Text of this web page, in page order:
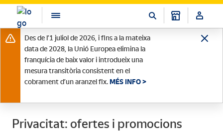
Des de l’1 juliol de 2026, i fins a la mateixa
data de 2028, la Unió Europea elimina la
franquícia de baix valor i introdueix una
mesura transitòria consistent en el
cobrament d’un aranzel fix. MÉS INFO >
Privacitat: ofertes i promocions